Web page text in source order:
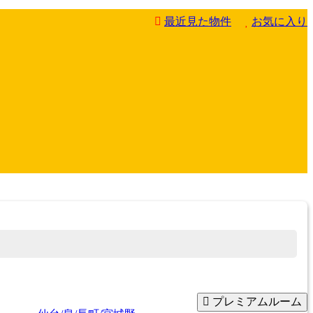
最近見た物件 お気に入り
プレミアムルーム